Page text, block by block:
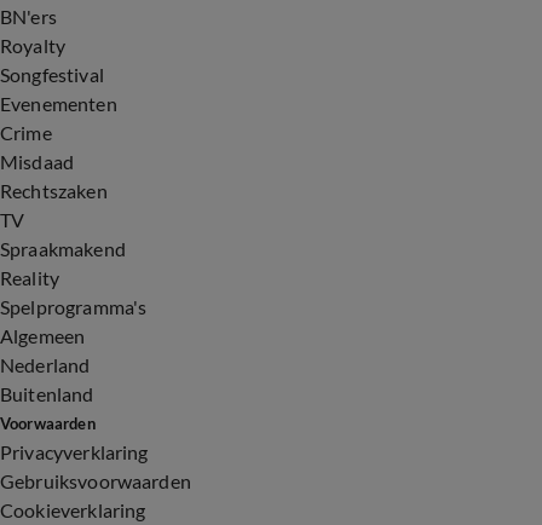
BN'ers
Royalty
Songfestival
Evenementen
Crime
Misdaad
Rechtszaken
TV
Spraakmakend
Reality
Spelprogramma's
Algemeen
Nederland
Buitenland
Voorwaarden
Privacyverklaring
Gebruiksvoorwaarden
Cookieverklaring